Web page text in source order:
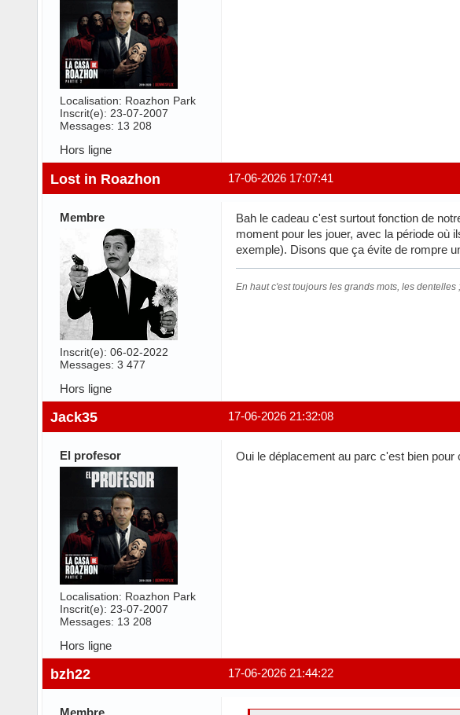
Localisation: Roazhon Park
Inscrit(e): 23-07-2007
Messages: 13 208
Hors ligne
17-06-2026 17:07:41
Lost in Roazhon
Membre
Inscrit(e): 06-02-2022
Messages: 3 477
Bah le cadeau c'est surtout fonction de
moment pour les jouer, avec la période où
exemple). Disons que ça évite de rompre
En haut c'est toujours les grands mots, les
Hors ligne
17-06-2026 21:32:08
Jack35
El profesor
Localisation: Roazhon Park
Inscrit(e): 23-07-2007
Messages: 13 208
Oui le déplacement au parc c'est bien
Hors ligne
17-06-2026 21:44:22
bzh22
Membre